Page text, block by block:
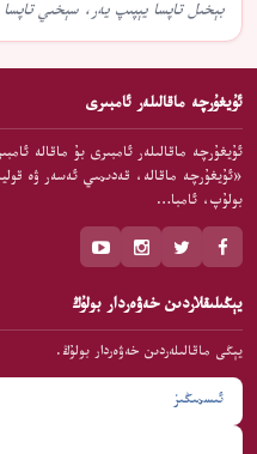
بېخىل تاپسا يېپىپ يەر، سېخىي
ئۇيغۇرچە ماقالىلەر ئامبىرى
ئۇيغۇرچە ماقالىلەر ئامبىرى بۇ ماقالە
«ئۇيغۇرچە ماقالە، قەدىمىي ئەسەر ۋە
بولۇپ، ئامبا…
يېڭىلىقلاردىن خەۋەردار بولۇڭ
يېڭى ماقالىلەردىن خەۋەردار بولۇڭ.